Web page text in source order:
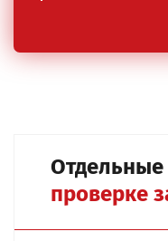
Отдельные
проверке